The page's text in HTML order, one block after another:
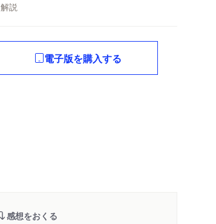
解説
電子版を購入する
感想をおくる